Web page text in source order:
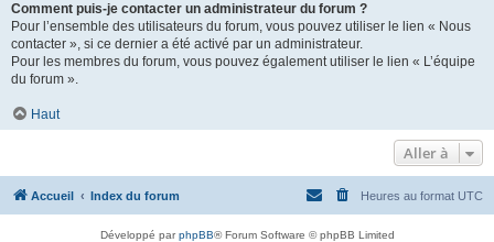
Comment puis-je contacter un administrateur du forum ?
Pour l’ensemble des utilisateurs du forum, vous pouvez utiliser le lien « Nous
contacter », si ce dernier a été activé par un administrateur.
Pour les membres du forum, vous pouvez également utiliser le lien « L’équipe
du forum ».
Haut
Aller à
Accueil Index du forum Heures au format UTC
Développé parphpBB® Forum Software © phpBB Limited